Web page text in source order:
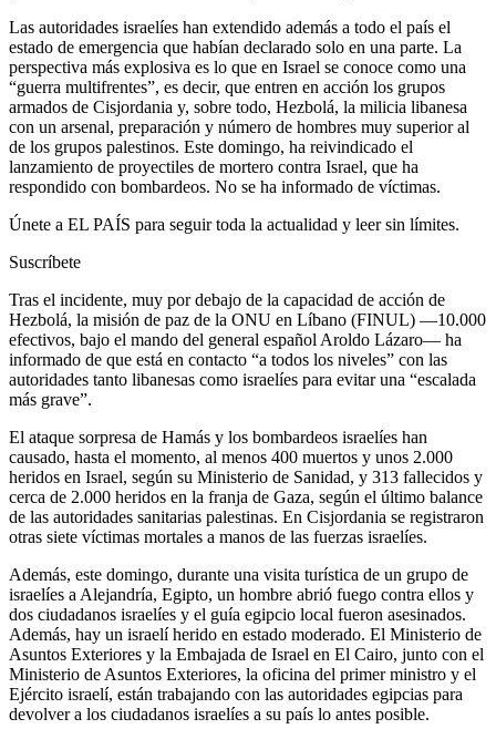
Las autoridades israelíes han extendido además a todo el país el
estado de emergencia que habían declarado solo en una parte. La
perspectiva más explosiva es lo que en Israel se conoce como una
“guerra multifrentes”, es decir, que entren en acción los grupos
armados de Cisjordania y, sobre todo, Hezbolá, la milicia libanesa
con un arsenal, preparación y número de hombres muy superior al
de los grupos palestinos. Este domingo, ha reivindicado el
lanzamiento de proyectiles de mortero contra Israel, que ha
respondido con bombardeos. No se ha informado de víctimas.
Únete a EL PAÍS para seguir toda la actualidad y leer sin límites.
Suscríbete
Tras el incidente, muy por debajo de la capacidad de acción de
Hezbolá, la misión de paz de la ONU en Líbano (FINUL) ―10.000
efectivos, bajo el mando del general español Aroldo Lázaro― ha
informado de que está en contacto “a todos los niveles” con las
autoridades tanto libanesas como israelíes para evitar una “escalada
más grave”.
El ataque sorpresa de Hamás y los bombardeos israelíes han
causado, hasta el momento, al menos 400 muertos y unos 2.000
heridos en Israel, según su Ministerio de Sanidad, y 313 fallecidos y
cerca de 2.000 heridos en la franja de Gaza, según el último balance
de las autoridades sanitarias palestinas. En Cisjordania se registraron
otras siete víctimas mortales a manos de las fuerzas israelíes.
Además, este domingo, durante una visita turística de un grupo de
israelíes a Alejandría, Egipto, un hombre abrió fuego contra ellos y
dos ciudadanos israelíes y el guía egipcio local fueron asesinados.
Además, hay un israelí herido en estado moderado. El Ministerio de
Asuntos Exteriores y la Embajada de Israel en El Cairo, junto con el
Ministerio de Asuntos Exteriores, la oficina del primer ministro y el
Ejército israelí, están trabajando con las autoridades egipcias para
devolver a los ciudadanos israelíes a su país lo antes posible.